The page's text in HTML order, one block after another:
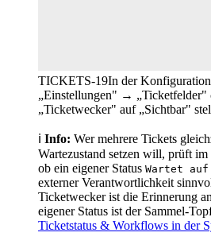
TICKETS-19In der
„Einstellungen" → „Ticketfelder"
„Ticketwecker" auf „Sichtbar"
ℹ Info: Wer mehrere Tickets
Wartezustand setzen will, prüft
ob ein eigener Status Wartet
externer Verantwortlichkeit
Ticketwecker ist die Erinnerung an
eigener Status ist der Sammel-
Ticketstatus & Workflows in der